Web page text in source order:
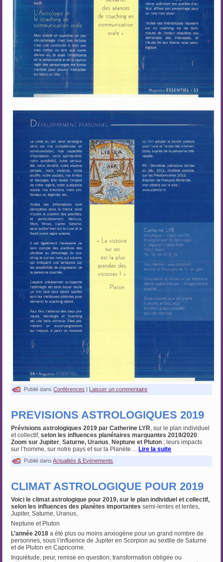
Publié dans Conférences | Laisser un commentaire
PREVISIONS ASTROLOGIQUES 2019
Prévisions astrologiques 2019 par Catherine LYR, sur le plan individuel
et collectif,selon les influences planétaires marquantes 2019/2020.
Zoom sur Jupiter,Saturne, Uranus, Neptune et Pluton ; leurs impacts
sur l’homme, sur notre pays et sur la Planète… Lire la suite
Publié dans Actualités & Evénements
CLIMAT ASTROLOGIQUE POUR 2019
Voici le climat astrologique pour 2019, sur le plan individuel et collectif,
selon les influences des planètes importantessemi-lentes et lentes,
Jupiter, Saturne, Uranus,
Neptune et Pluton
L’année 2018 a été plus ou moins anxiogène pour un grand nombre de
personnes, sous l’influence de Jupiter en Scorpion au sextile de Saturne
et de Pluton en Capricorne.
Inquiétude, peur, remise en question, transformation obligée ou